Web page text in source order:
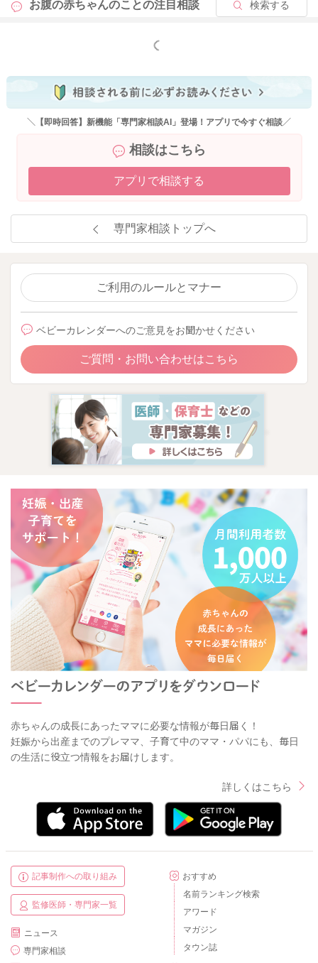
お腹の赤ちゃんのことの注目相談 検索する
もっと見る
＼【即時回答】新機能「専門家相談AI」登場！アプリで今すぐ相談／
相談はこちら
アプリで相談する
専門家相談トップへ
ご利用のルールとマナー
ベビーカレンダーへのご意見をお聞かせください
ご質問・お問い合わせはこちら
赤ちゃんの成長にあったママに必要な情報が毎日届く！
妊娠から出産までのプレママ、子育て中のママ・パパにも、毎日
の生活に役立つ情報をお届けします。
詳しくはこちら
記事制作への取り組み
監修医師・専門家一覧
ニュース
専門家相談
おすすめ
名前ランキング検索
アワード
マガジン
タウン誌